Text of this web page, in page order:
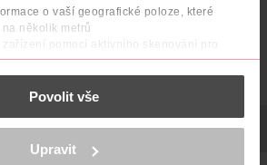
o vaší geografické poloze, které
několik metrů
zařízení pomocí aktivního skenování pro
(otisk prstu)
vaše osobní údaje, a nastavte
. Svůj souhlas můžete kdykoliv
obsahu a reklam, funkcí sociálních
které mohou nést osobní údaje.
Povolit vše
Upravit
VÝROBCE/DODAVATEL